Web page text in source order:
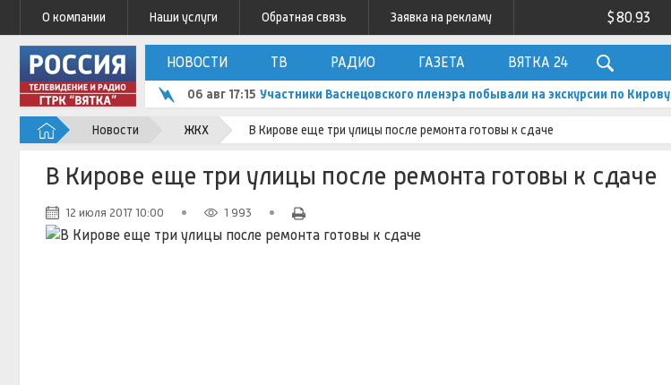
О компании Наши услуги Обратная связь Заявка на рекламу $80.93
НОВОСТИ ТВ РАДИО ГАЗЕТА ВЯТКА 24
06 авг 17:15 Участники Васнецовского пленэра побывали на экскурсии по Кирову
Новости ЖКХ В Кирове еще три улицы после ремонта готовы к сдаче
В Кирове еще три улицы после ремонта готовы к сдаче
12 июля 2017 10:00 1 993